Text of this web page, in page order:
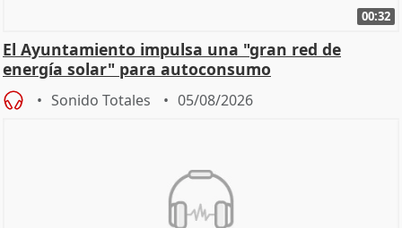
00:32
El Ayuntamiento impulsa una "gran red de
energía solar" para autoconsumo
Sonido Totales 05/08/2026